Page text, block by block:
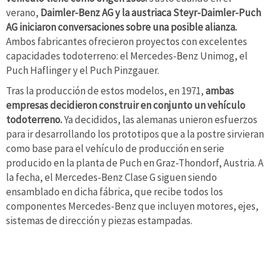
verano, Daimler-Benz AG y la austriaca Steyr-Daimler-Puch
AG iniciaron conversaciones sobre una posible alianza.
Ambos fabricantes ofrecieron proyectos con excelentes
capacidades todoterreno: el Mercedes-Benz Unimog, el
Puch Haflinger y el Puch Pinzgauer.
Tras la producción de estos modelos, en 1971,ambas
empresas decidieron construir en conjunto un vehículo
todoterreno.Ya decididos, las alemanas unieron esfuerzos
para ir desarrollando los prototipos que a la postre sirvieran
como base para el vehículo de producción en serie
producido en la planta de Puch en Graz-Thondorf, Austria. A
la fecha, el Mercedes-Benz Clase G siguen siendo
ensamblado en dicha fábrica, que recibe todos los
componentes Mercedes-Benz que incluyen motores, ejes,
sistemas de dirección y piezas estampadas.